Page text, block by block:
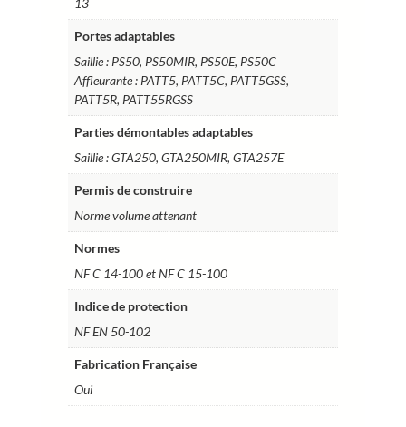
Portes adaptables
Saillie : PS50, PS50MIR, PS50E, PS50C
Affleurante : PATT5, PATT5C, PATT5GSS,
PATT5R, PATT55RGSS
Parties démontables adaptables
Saillie : GTA250, GTA250MIR, GTA257E
Permis de construire
Norme volume attenant
Normes
NF C 14-100 et NF C 15-100
Indice de protection
NF EN 50-102
Fabrication Française
Oui